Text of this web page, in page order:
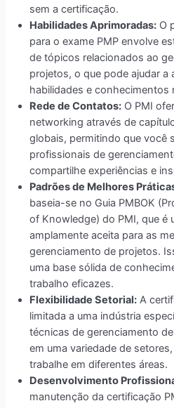
sem a certificação.
Habilidades Aprimoradas: O
para o exame PMP envolve
de tópicos relacionados ao
projetos, o que pode ajudar a
habilidades e conhecimentos
Rede de Contatos: O PMI
networking através de
globais, permitindo que você
profissionais de
compartilhe experiências e
Padrões de Melhores
baseia-se no Guia PMBOK
of Knowledge) do PMI, que é
amplamente aceita para as
gerenciamento de projetos.
uma base sólida de
trabalho eficazes.
Flexibilidade Setorial: A
limitada a uma indústria
técnicas de gerenciamento
em uma variedade de
trabalhe em diferentes áreas.
Desenvolvimento
manutenção da certificação